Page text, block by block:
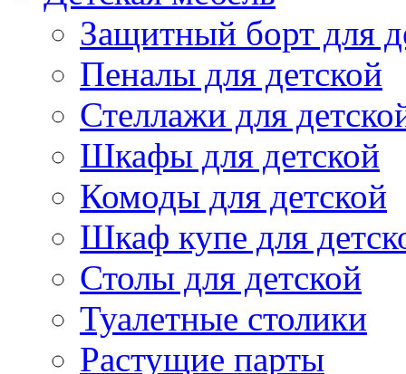
Защитный борт для
Пеналы для детской
Стеллажи для
Шкафы для детской
Комоды для детской
Шкаф купе для
Столы для детской
Туалетные столики
Растущие парты